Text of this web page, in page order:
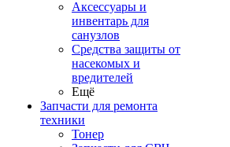
Аксессуары и
инвентарь для
санузлов
Средства защиты от
насекомых и
вредителей
Ещё
Запчасти для ремонта
техники
Тонер